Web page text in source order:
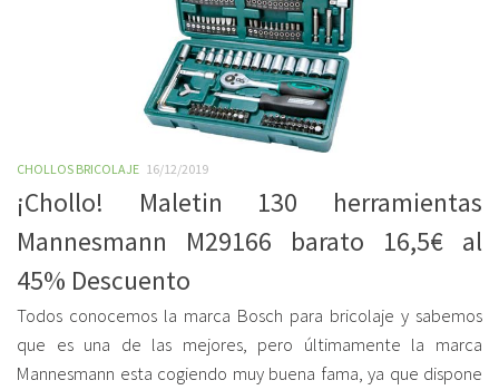
CHOLLOS BRICOLAJE 16/12/2019
¡Chollo! Maletin 130 herramientas
Mannesmann M29166 barato 16,5€ al
45% Descuento
Todos conocemos la marca Bosch para bricolaje y sabemos
que es una de las mejores, pero últimamente la marca
Mannesmann esta cogiendo muy buena fama, ya que dispone